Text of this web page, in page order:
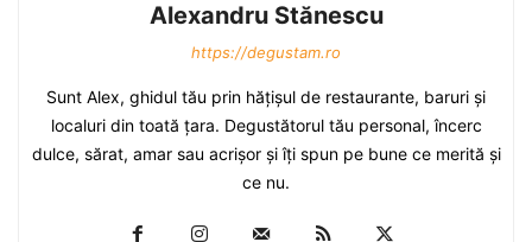
Alexandru Stănescu
https://degustam.ro
Sunt Alex, ghidul tău prin hăţişul de restaurante, baruri şi
localuri din toată ţara. Degustătorul tău personal, încerc
dulce, sărat, amar sau acrişor şi îţi spun pe bune ce merită şi
ce nu.